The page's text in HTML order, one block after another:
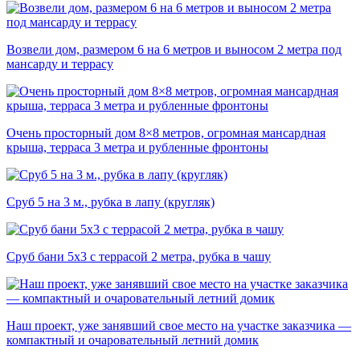
Возвели дом, размером 6 на 6 метров и выносом 2 метра под
мансарду и террасу
Очень просторный дом 8×8 метров, огромная мансардная
крыша, терраса 3 метра и рубленные фронтоны
Сруб 5 на 3 м., рубка в лапу (кругляк)
Сруб бани 5х3 с террасой 2 метра, рубка в чашу
Наш проект, уже занявший свое место на участке заказчика —
компактный и очаровательный летний домик